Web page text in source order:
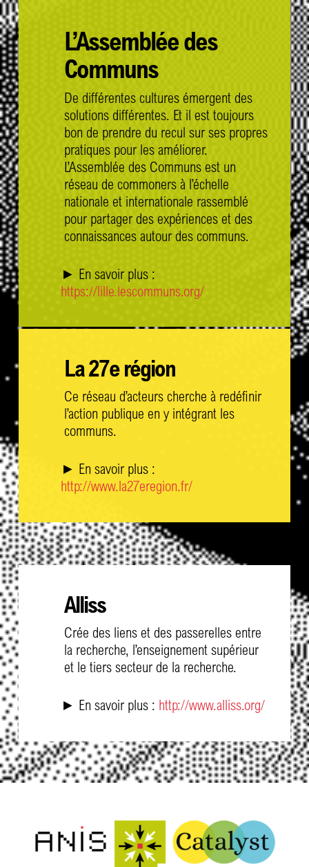
L’Assemblée des
Communs
De différentes cultures émergent des
solutions différentes. Et il est toujours
bon de prendre du recul sur ses propres
pratiques pour les améliorer.
L’Assemblée des Communs est un
réseau de commoners à l’échelle
nationale et internationale rassemblé
pour partager des expériences et des
connaissances autour des communs.
► En savoir plus :
https://lille.lescommuns.org/
La 27e région
Ce réseau d’acteurs cherche à redéfinir
l’action publique en y intégrant les
communs.
► En savoir plus :
http://www.la27eregion.fr/
Alliss
Crée des liens et des passerelles entre
la recherche, l’enseignement supérieur
et le tiers secteur de la recherche.
► En savoir plus : ​ http://www.alliss.org/